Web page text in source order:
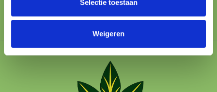
Selectie toestaan
Weigeren